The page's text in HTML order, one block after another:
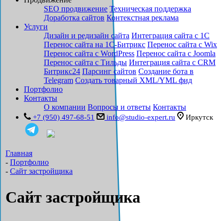
SEO продвижение Техническая поддержка
Доработка сайтов Контекстная реклама
Услуги
Дизайн и редизайн сайта Интеграция сайта с 1С
Перенос сайта на 1С-Битрикс Перенос сайта с Wix
Перенос сайта с WordPress Перенос сайта с Joomla
Перенос сайта с Тильды Интеграция сайта с CRM
Битрикс24 Парсинг сайтов Создание бота в
Telegram Создать товарный XML/YML фид
Портфолио
Контакты
О компании Вопросы и ответы Контакты
+7 (950) 497-68-51 info@studio-expert.ru Иркутск
Главная
- Портфолио
- Сайт застройщика
Сайт застройщика